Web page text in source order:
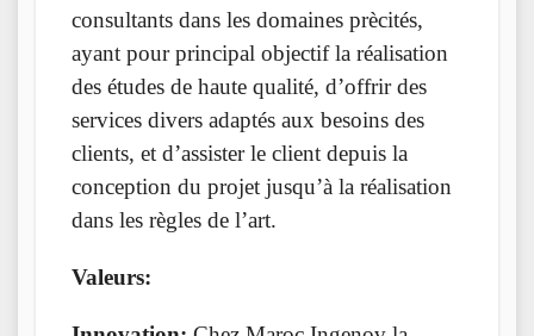
consultants dans les domaines prècités,
ayant pour principal objectif la réalisation
des études de haute qualité, d’offrir des
services divers adaptés aux besoins des
clients, et d’assister le client depuis la
conception du projet jusqu’à la réalisation
dans les règles de l’art.
Valeurs: